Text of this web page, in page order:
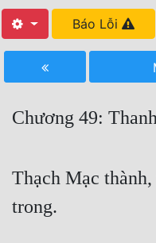
Tất Cả
Hoàn Thành
Báo Lỗi
Chương 49:
Thạch Mạc
trong.